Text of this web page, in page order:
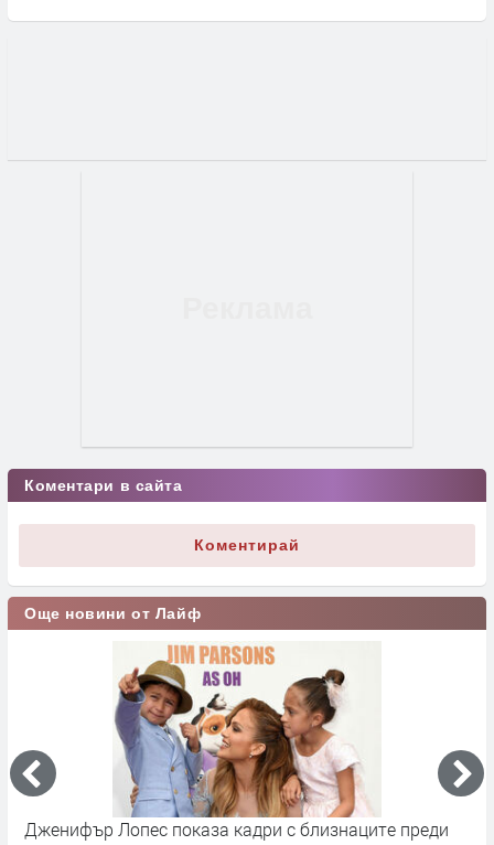
Коментари в сайта
Коментирай
Още новини от Лайф
Дженифър Лопес показа кадри с близнаците преди